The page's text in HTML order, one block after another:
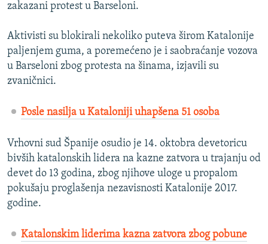
zakazani protest u Barseloni.
Aktivisti su blokirali nekoliko puteva širom Katalonije
paljenjem guma, a poremećeno je i saobraćanje vozova
u Barseloni zbog protesta na šinama, izjavili su
zvaničnici.
Posle nasilja u Kataloniji uhapšena 51 osoba
Vrhovni sud Španije osudio je 14. oktobra devetoricu
bivših katalonskih lidera na kazne zatvora u trajanju od
devet do 13 godina, zbog njihove uloge u propalom
pokušaju proglašenja nezavisnosti Katalonije 2017.
godine.
Katalonskim liderima kazna zatvora zbog pobune